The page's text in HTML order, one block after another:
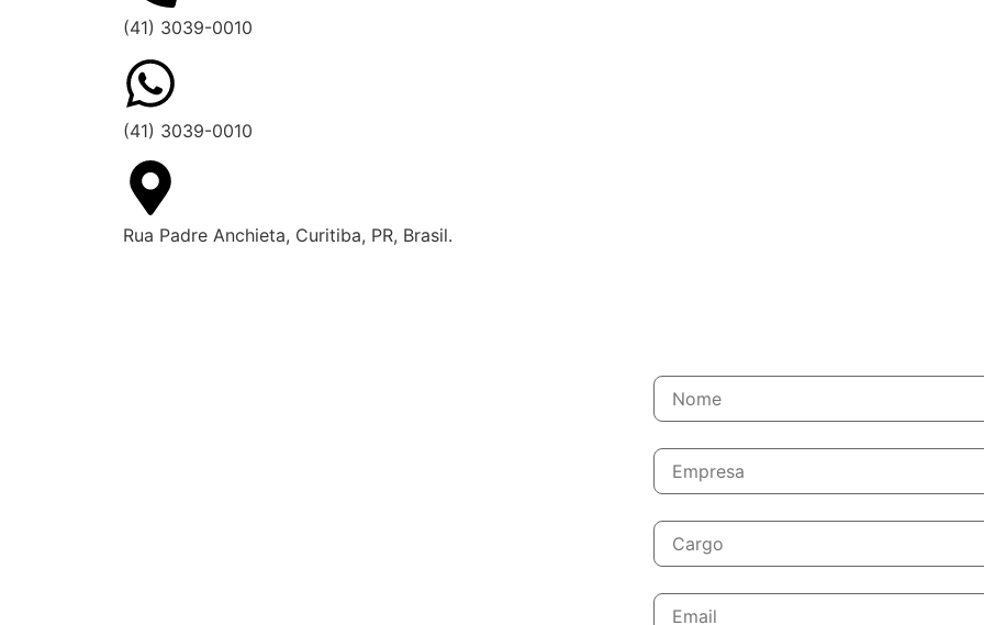
(41) 3039-0010
(41) 3039-0010
Rua Padre Anchieta, Curitiba, PR, Brasil.